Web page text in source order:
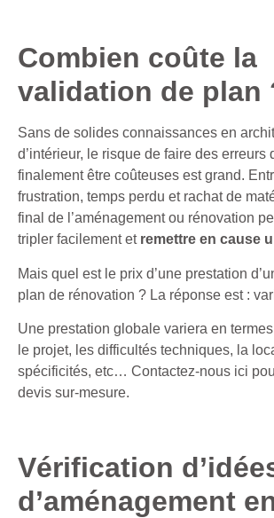
Combien coûte la
validation de plan
Sans de solides connaissances en
d’intérieur, le risque de faire des erreurs
finalement être coûteuses est grand.
frustration, temps perdu et rachat de
final de l’aménagement ou rénovation
tripler facilement et remettre en cause
Mais quel est le prix d’une prestation
plan de rénovation ? La réponse est :
Une prestation globale variera en
le projet, les difficultés techniques, la
spécificités, etc… Contactez-nous ici
devis sur-mesure.
Vérification
d’aménagement